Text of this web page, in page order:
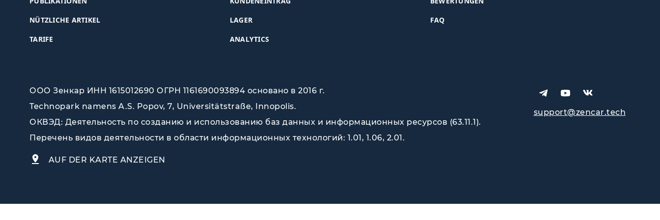
NÜTZLICHE ARTIKEL
TARIFE
LAGER
ANALYTICS
FAQ
ООО Зенкар ИНН 1615012690 ОГРН 1161690093894 основано в 2016 г.
Technopark namens A.S. Popov, 7, Universitätstraße, Innopolis.
ОКВЭД: Деятельность по созданию и использованию баз данных и информационных ресурсов (63.11.1).
Перечень видов деятельности в области информационных технологий: 1.01, 1.06, 2.01.
AUF DER KARTE ANZEIGEN
support@zencar.tech